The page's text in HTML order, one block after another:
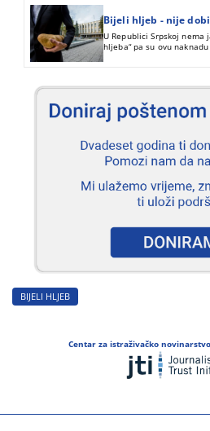
Bijeli hljeb - nije
U Republici Srpskoj
hljeba“ pa su ovu
druga primanja.
BIJELI HLJEB
Centar za istraživačko